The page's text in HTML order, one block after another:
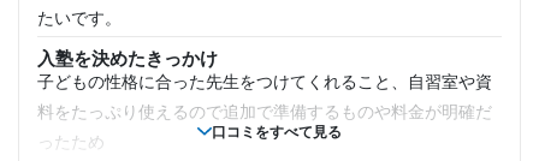
目的の達成度
達成
目的の達成理由
授業以外のサポート
(相談・面談、家庭学習のサポート、授業以外のコミュニケーション等)
本来の授業時間以外では、それ程フォローの機会があったら
やや少なかった気がする。 また、講師の数からもその様な時
間がとはなかったのかも。
利用詳細
口コミをすべて見る
たいです。
入塾を決めたきっかけ
子どもの性格に合った先生をつけてくれること、自習室や資
料をたっぷり使えるので追加で準備するものや料金が明確だ
ったため